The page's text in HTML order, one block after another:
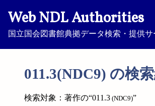
Web NDL Authorities
国立国会図書館典拠データ検索・提供サ
011.3(NDC9) の検
検索対象：著作の“011.3 (NDC9)”